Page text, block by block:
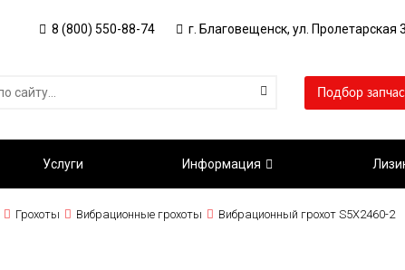
8 (800) 550-88-74 г. Благовещенск, ул. Пролетарская
Подбор
Услуги Информация
Грохоты Вибрационные грохоты Вибрационный грохот S5X2460-2